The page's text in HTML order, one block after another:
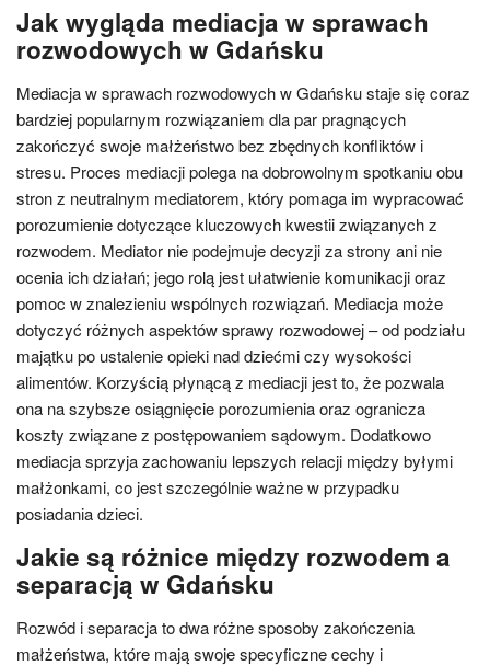
Jak wygląda mediacja w sprawach
rozwodowych w Gdańsku
Mediacja w sprawach rozwodowych w Gdańsku staje się coraz
bardziej popularnym rozwiązaniem dla par pragnących
zakończyć swoje małżeństwo bez zbędnych konfliktów i
stresu. Proces mediacji polega na dobrowolnym spotkaniu obu
stron z neutralnym mediatorem, który pomaga im wypracować
porozumienie dotyczące kluczowych kwestii związanych z
rozwodem. Mediator nie podejmuje decyzji za strony ani nie
ocenia ich działań; jego rolą jest ułatwienie komunikacji oraz
pomoc w znalezieniu wspólnych rozwiązań. Mediacja może
dotyczyć różnych aspektów sprawy rozwodowej – od podziału
majątku po ustalenie opieki nad dziećmi czy wysokości
alimentów. Korzyścią płynącą z mediacji jest to, że pozwala
ona na szybsze osiągnięcie porozumienia oraz ogranicza
koszty związane z postępowaniem sądowym. Dodatkowo
mediacja sprzyja zachowaniu lepszych relacji między byłymi
małżonkami, co jest szczególnie ważne w przypadku
posiadania dzieci.
Jakie są różnice między rozwodem a
separacją w Gdańsku
Rozwód i separacja to dwa różne sposoby zakończenia
małżeństwa, które mają swoje specyficzne cechy i